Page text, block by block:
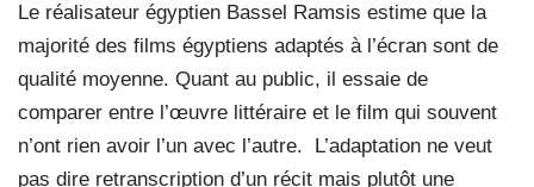
Le réalisateur égyptien Bassel Ramsis estime que la
majorité des films égyptiens adaptés à l’écran sont de
qualité moyenne. Quant au public, il essaie de
comparer entre l’œuvre littéraire et le film qui souvent
n’ont rien avoir l’un avec l’autre.
L’adaptation ne veut
pas dire retranscription d’un récit mais plutôt une